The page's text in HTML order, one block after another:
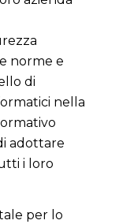
norme e
di
nella
adottare
i loro
per lo